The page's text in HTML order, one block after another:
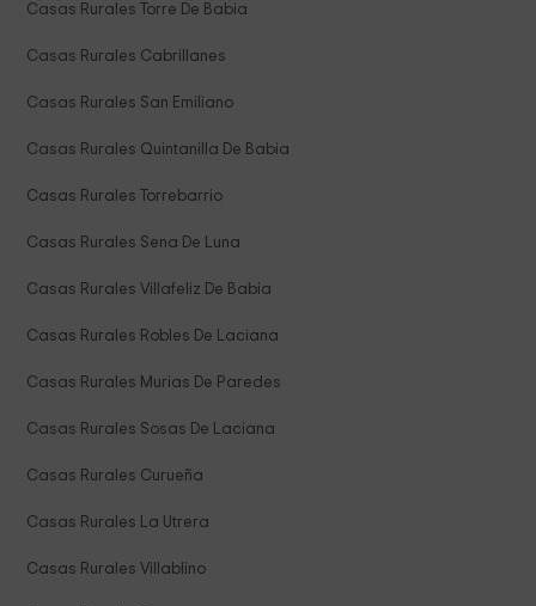
Casas Rurales Torre De Babia
Casas Rurales Cabrillanes
Casas Rurales San Emiliano
Casas Rurales Quintanilla De Babia
Casas Rurales Torrebarrio
Casas Rurales Sena De Luna
Casas Rurales Villafeliz De Babia
Casas Rurales Robles De Laciana
Casas Rurales Murias De Paredes
Casas Rurales Sosas De Laciana
Casas Rurales Curueña
Casas Rurales La Utrera
Casas Rurales Villablino